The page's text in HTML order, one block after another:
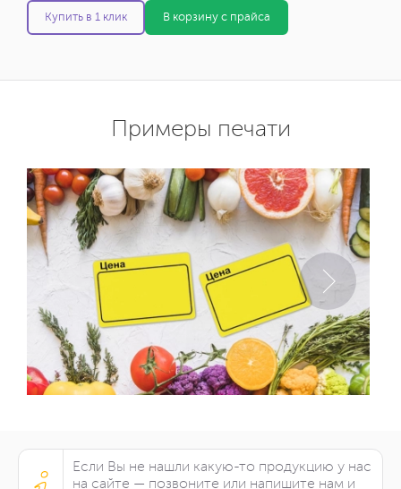
Купить в 1 клик В корзину с прайса
Примеры печати
Если Вы не нашли какую-то продукцию у нас
на сайте — позвоните или напишите нам и